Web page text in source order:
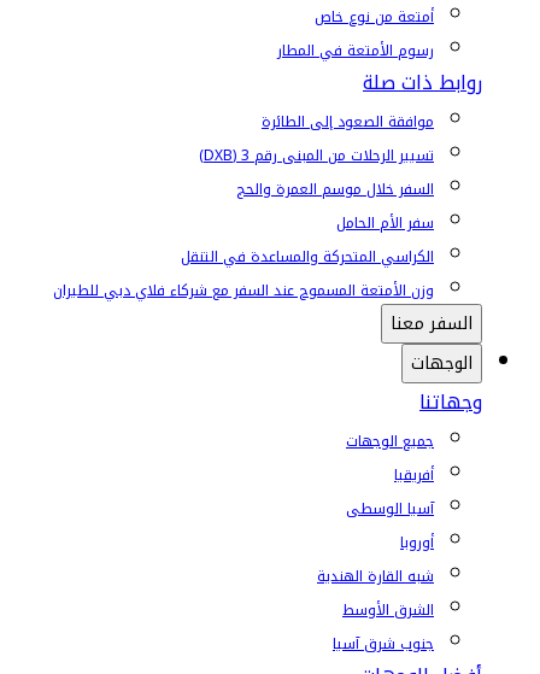
أمتعة من نوع خاص
رسوم الأمتعة في المطار
روابط ذات صلة
موافقة الصعود إلى الطائرة
تسيير الرحلات من المبنى رقم 3 (DXB)
السفر خلال موسم العمرة والحج
سفر الأم الحامل
الكراسي المتحركة والمساعدة في التنقل
وزن الأمتعة المسموح عند السفر مع شركاء فلاي دبي للطيران
السفر معنا
الوجهات
وجهاتنا
جميع الوجهات
أفريقيا
آسيا الوسطى
أوروبا
شبه القارة الهندية
الشرق الأوسط
جنوب شرق آسيا